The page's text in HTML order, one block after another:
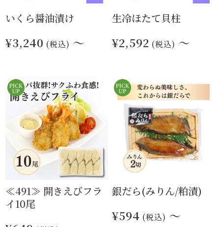
いくら醤油漬け
¥3,240 (税込) ～
生冷ほたて貝柱
¥2,592 (税込) ～
≪491≫ 開きえびフラ
イ10尾
銀だら(みりん/粕漬)
¥594 (税込) ～